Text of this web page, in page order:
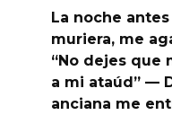
La noche
muriera, me
“No dejes que
a mi ataúd” —
anciana me